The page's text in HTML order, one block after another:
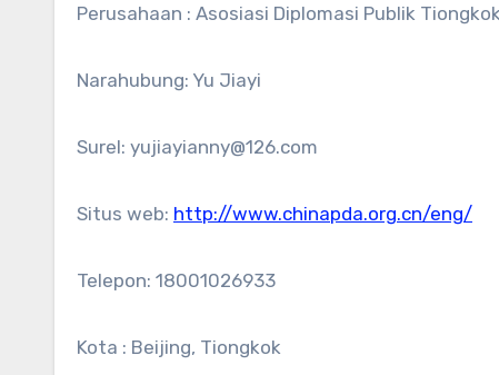
Perusahaan : Asosiasi Diplomasi Publik Tiongkok
Narahubung: Yu Jiayi
Surel: yujiayianny@126.com
Situs web: http://www.chinapda.org.cn/eng/
Telepon: 18001026933
Kota : Beijing, Tiongkok